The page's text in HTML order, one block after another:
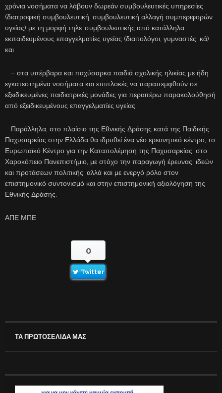
χρόνια νοσήματα να λάβουν δωρεάν συμβουλευτικές υπηρεσίες
(διατροφική συμβουλευτική, συμβουλευτική αλλαγή συμπεριφορών
υγείας) με τη μορφή τηλε-συμβουλευτικής από κατάλληλα
εκπαιδευμένους επαγγελματίες υγείας (διαιτολόγοι, γυμναστές, κά)
και
– στα υπέρβαρα και παχύσαρκα παιδιά σχολικής ηλικίας με ήδη
εγκατεστημένα νοσήματα και επιπλοκές να παραπεμφθούν σε
εξειδικευμένες παιδιατρικές μονάδες για περαιτέρω παρακολούθησή
από εξειδικευμένους επαγγελματίες υγείας.
Παράλληλα, στο πλαίσιο της Εθνικής Δράσης κατά της Παιδικής
Παχυσαρκίας στην Ελλάδα θα ιδρυθεί ένα νέο ερευνητικό κέντρο, το
Ευρωπαϊκό Κέντρο για την Καταπολέμηση της Παχυσαρκίας, στο
Χαροκόπειο Πανεπιστήμιο, με στόχο την παραγωγή έρευνας, ιδεών
και προτάσεων πολιτικής, αλλά και με ενεργό ρόλο στον
επιστημονικό συντονισμό και στην επιστημονική αξιολόγηση της
Εθνικής Δράσης.
ΑΠΕ ΜΠΕ
0
Twitter
ΤΑ ΠΡΩΤΟΣΕΛΙΔΑ ΜΑΣ